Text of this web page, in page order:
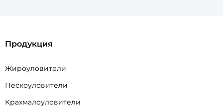
Продукция
Жироуловители
Пескоуловители
Крахмалоуловители